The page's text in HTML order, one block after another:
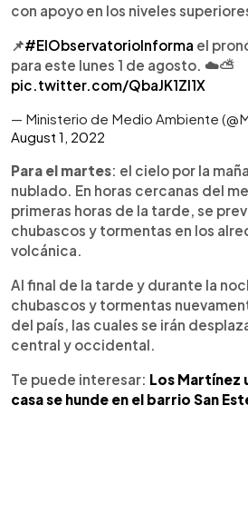
con apoyo en los niveles
📌#ElObservatorioInforma el
para este lunes 1 de agosto. ☁️⛅️
pic.twitter.com/QbaJK1ZI1X
— Ministerio de Medio Ambiente
August 1, 2022
Para el martes: el cielo por la
nublado. En horas cercanas del
primeras horas de la tarde, se
chubascos y tormentas en los
volcánica.
Al final de la tarde y durante la
chubascos y tormentas
del país, las cuales se irán
central y occidental.
Te puede interesar: Los Martínez
casa se hunde en el barrio San